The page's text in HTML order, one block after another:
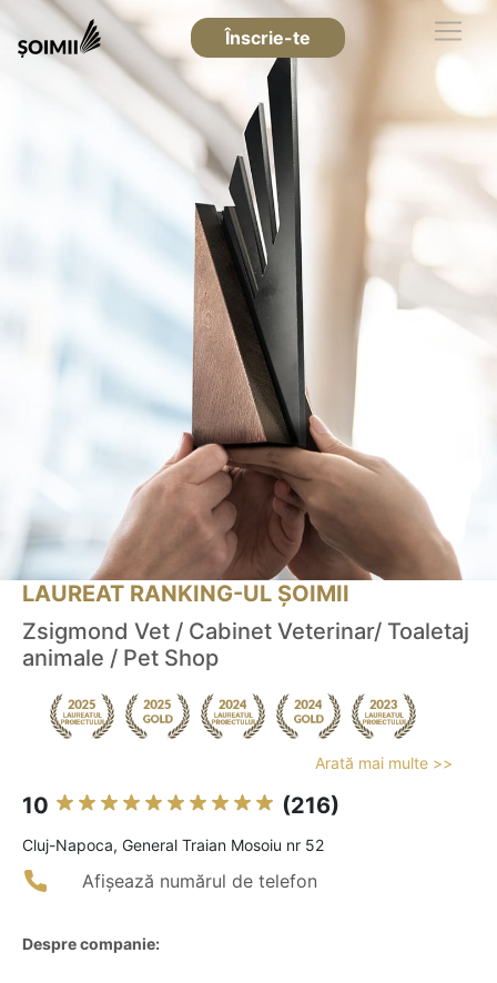
Înscrie-te
LAUREAT RANKING-UL ȘOIMII
Zsigmond Vet / Cabinet Veterinar/ Toaletaj
animale / Pet Shop
Arată mai multe >>
10 (216)
Cluj-Napoca, General Traian Mosoiu nr 52
Afișează numărul de telefon
Despre companie: